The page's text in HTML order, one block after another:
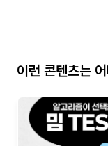
이런 콘텐츠는